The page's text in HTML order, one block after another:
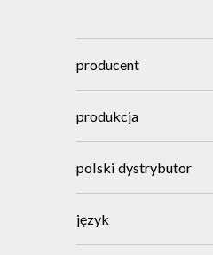
producent
produkcja
polski dystrybutor
język